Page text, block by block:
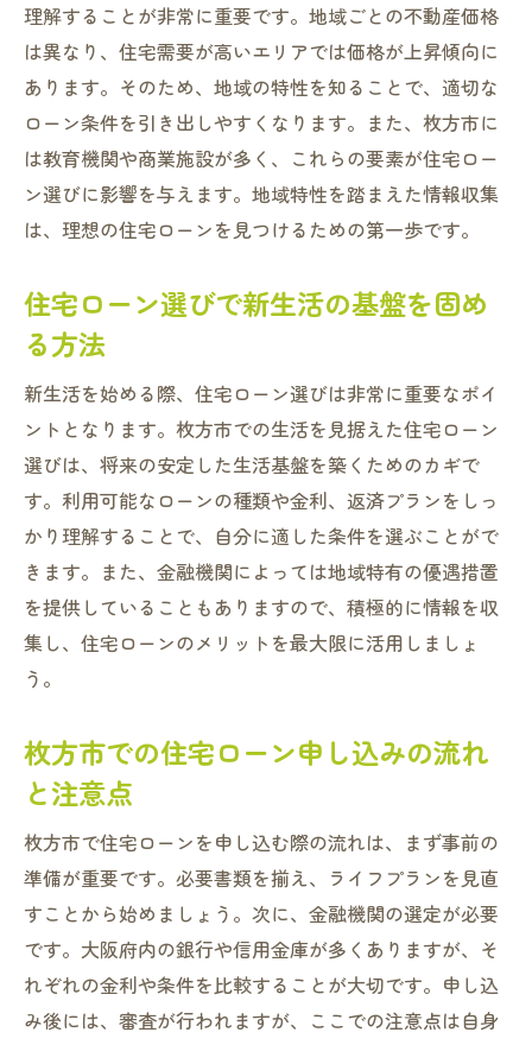
住宅ローン選びがスムーズな暮らしに直結
する理由
枚方市でスムーズな暮らしを実現するロー
ンの選び方
住宅ローン選びの秘訣がスムーズな暮らし
をサポート
枚方市での生活を快適にする住宅ローンの
選び方
スムーズな暮らしを枚方市で実現するため
住宅ローン選びが枚方市の新生活を快適に
する
枚方市の市場動向を踏まえた住宅ローンの選び
方
市場動向を理解して住宅ローンを選ぶポイ
ント
枚方市の市場動向が住宅ローン選びに与え
枚方市の市場動向を踏まえた賢いローン選
び
枚方市の市場情報を活用したローン選び
住宅ローンを賢く選んで枚方市で夢のマイホー
ムを実現
夢のマイホームに向けた賢いローンの選び
方
理解することが非常に重要です。地域ごとの不動産価格
は異なり、住宅需要が高いエリアでは価格が上昇傾向に
あります。そのため、地域の特性を知ることで、適切な
ローン条件を引き出しやすくなります。また、枚方市に
は教育機関や商業施設が多く、これらの要素が住宅ロー
ン選びに影響を与えます。地域特性を踏まえた情報収集
は、理想の住宅ローンを見つけるための第一歩です。
住宅ローン選びで新生活の基盤を固め
る方法
新生活を始める際、住宅ローン選びは非常に重要なポイ
ントとなります。枚方市での生活を見据えた住宅ローン
選びは、将来の安定した生活基盤を築くためのカギで
す。利用可能なローンの種類や金利、返済プランをしっ
かり理解することで、自分に適した条件を選ぶことがで
きます。また、金融機関によっては地域特有の優遇措置
を提供していることもありますので、積極的に情報を収
集し、住宅ローンのメリットを最大限に活用しましょ
う。
枚方市での住宅ローン申し込みの流れ
と注意点
枚方市で住宅ローンを申し込む際の流れは、まず事前の
準備が重要です。必要書類を揃え、ライフプランを見直
すことから始めましょう。次に、金融機関の選定が必要
です。大阪府内の銀行や信用金庫が多くありますが、そ
れぞれの金利や条件を比較することが大切です。申し込
み後には、審査が行われますが、ここでの注意点は自身